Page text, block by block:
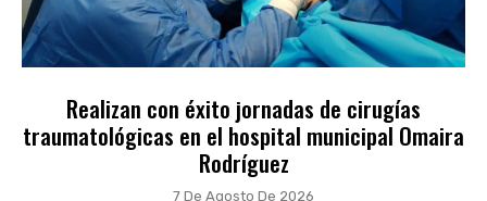
Realizan con éxito jornadas de cirugías
traumatológicas en el hospital municipal Omaira
Rodríguez
7 De Agosto De 2026